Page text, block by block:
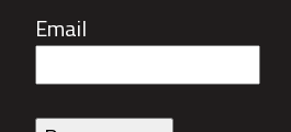
Email